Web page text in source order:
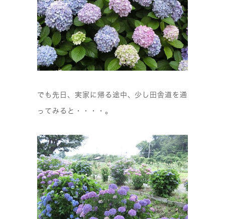
でも先日、実家に帰る途中、少し田舎道を通
ってみると・・・・。